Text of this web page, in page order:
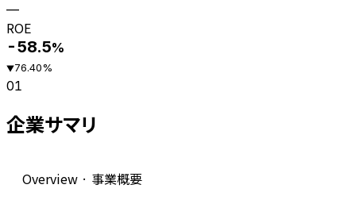
—
ROE
-58.5%
▼76.40%
01
企業サマリ
Overview · 事業概要